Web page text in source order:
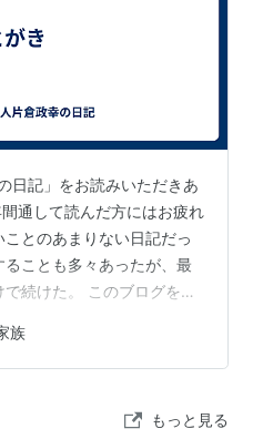
日記」をお読みいただきあ
通して読んだ方にはお疲れ
とのあまりない日記だっ
ことも多々あったが、最
続けた。 このブログを書
の流れ」 ＊年表 昭和・平
ックレット1005） ＊詳説
史
族
もっと見る